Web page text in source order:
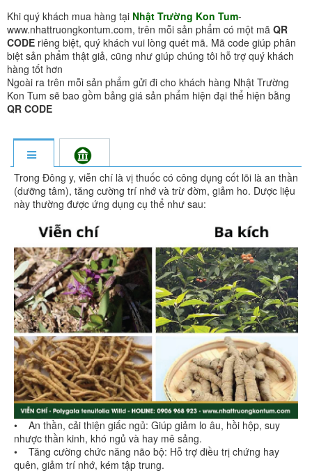
Khi quý khách mua hàng tại Nhật Trường Kon Tum-
www.nhattruongkontum.com, trên mỗi sản phẩm có một mã QR
CODE riêng biệt, quý khách vui lòng quét mã. Mã code giúp phân
biệt sản phẩm thật giả, cũng như giúp chúng tôi hỗ trợ quý khách
hàng tốt hơn
Ngoài ra trên mỗi sản phẩm gửi đi cho khách hàng Nhật Trường
Kon Tum sẽ bao gồm bảng giá sản phẩm hiện đại thể hiện bằng
QR CODE
Trong Đông y, viễn chí là vị thuốc có công dụng cốt lõi là an thần
(dưỡng tâm), tăng cường trí nhớ và trừ đờm, giảm ho. Dược liệu
này thường được ứng dụng cụ thể như sau:
• An thần, cải thiện giấc ngủ: Giúp giảm lo âu, hồi hộp, suy
nhược thần kinh, khó ngủ và hay mê sảng.
• Tăng cường chức năng não bộ: Hỗ trợ điều trị chứng hay
quên, giảm trí nhớ, kém tập trung.